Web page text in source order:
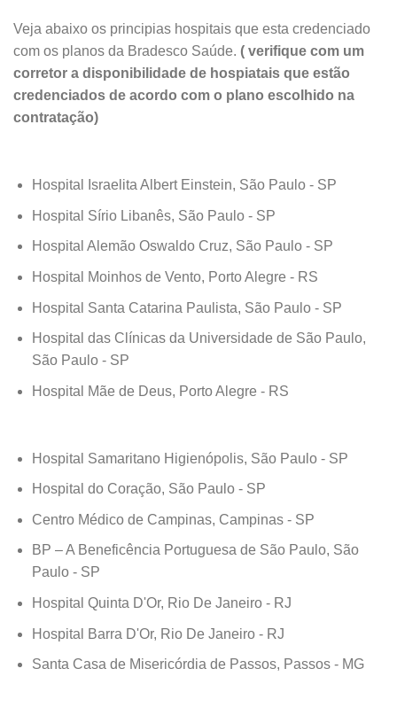
Veja abaixo os principias hospitais que esta credenciado
com os planos da Bradesco Saúde. ( verifique com um
corretor a disponibilidade de hospiatais que estão
credenciados de acordo com o plano escolhido na
contratação)
Hospital Israelita Albert Einstein, São Paulo - SP
Hospital Sírio Libanês, São Paulo - SP
Hospital Alemão Oswaldo Cruz, São Paulo - SP
Hospital Moinhos de Vento, Porto Alegre - RS
Hospital Santa Catarina Paulista, São Paulo - SP
Hospital das Clínicas da Universidade de São Paulo,
São Paulo - SP
Hospital Mãe de Deus, Porto Alegre - RS
Hospital Samaritano Higienópolis, São Paulo - SP
Hospital do Coração, São Paulo - SP
Centro Médico de Campinas, Campinas - SP
BP – A Beneficência Portuguesa de São Paulo, São
Paulo - SP
Hospital Quinta D'Or, Rio De Janeiro - RJ
Hospital Barra D'Or, Rio De Janeiro - RJ
Santa Casa de Misericórdia de Passos, Passos - MG